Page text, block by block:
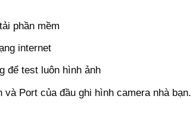
phần mềm
internet
để test luôn hình ảnh
Port của đầu ghi hình camera nhà bạn.